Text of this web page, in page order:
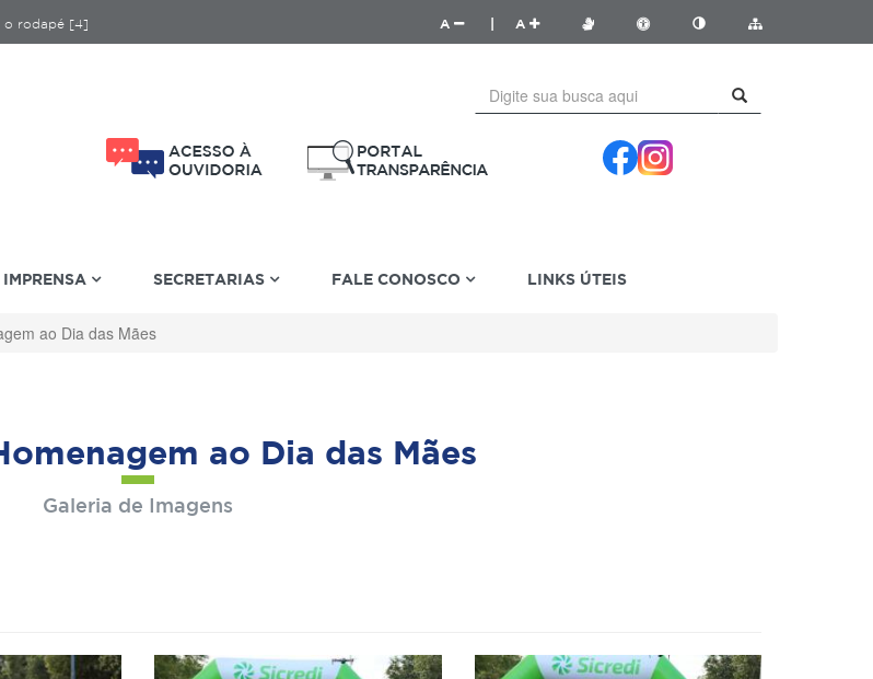
o rodapé [4] A A
IMPRENSA SECRETARIAS FALE CONOSCO LINKS ÚTEIS
ao Dia das Mães
ao Dia das Mães
Galeria de Imagens